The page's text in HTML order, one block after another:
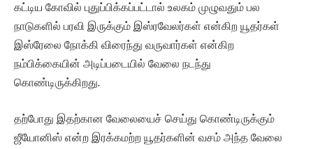
கட்டிய கோவில் புதுப்பிக்கப்பட்டால் உலகம் முழுவதும் பல
நாடுகளில் பரவி இருக்கும் இஸ்ரவேலர்கள் என்கிற யூதர்கள்
இஸ்ரேலை நோக்கி விரைந்து வருவார்கள் என்கிற
நம்பிக்கையின் அடிப்படையில் வேலை நடந்து
கொண்டிருக்கிறது.
தற்போது இதற்கான வேலையைச் செய்து கொண்டிருக்கும்
ஜீயோனிஸ் என்ற இரக்கமற்ற யூதர்களின் வசம் அந்த வேலை